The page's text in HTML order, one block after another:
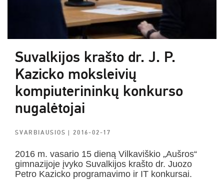
Suvalkijos krašto dr. J. P.
Kazicko moksleivių
kompiuterininkų konkurso
nugalėtojai
SVARBIAUSIOS| 2016-02-17
2016 m. vasario 15 dieną Vilkaviškio „Aušros“
gimnazijoje įvyko Suvalkijos krašto dr. Juozo
Petro Kazicko programavimo ir IT konkursai.